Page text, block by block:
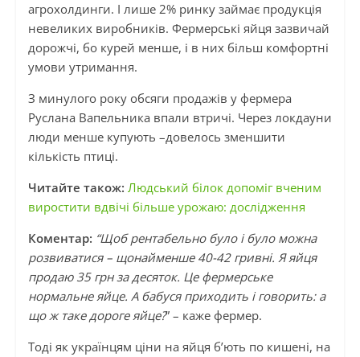
агрохолдинги. І лише 2% ринку займає продукція
невеликих виробників. Фермерські яйця зазвичай
дорожчі, бо курей менше, і в них більш комфортні
умови утримання.
З минулого року обсяги продажів у фермера
Руслана Вапельника впали втричі. Через локдауни
люди менше купують –довелось зменшити
кількість птиці.
Читайте також: Людський білок допоміг вченим
виростити вдвічі більше урожаю: дослідження
Коментар: “Щоб рентабельно було і було можна
розвиватися – щонайменше 40-42 гривні. Я яйця
продаю 35 грн за десяток. Це фермерське
нормальне яйце. А бабуся приходить і говорить: а
що ж таке дороге яйце?” – каже фермер.
Тоді як українцям ціни на яйця б’ють по кишені, на